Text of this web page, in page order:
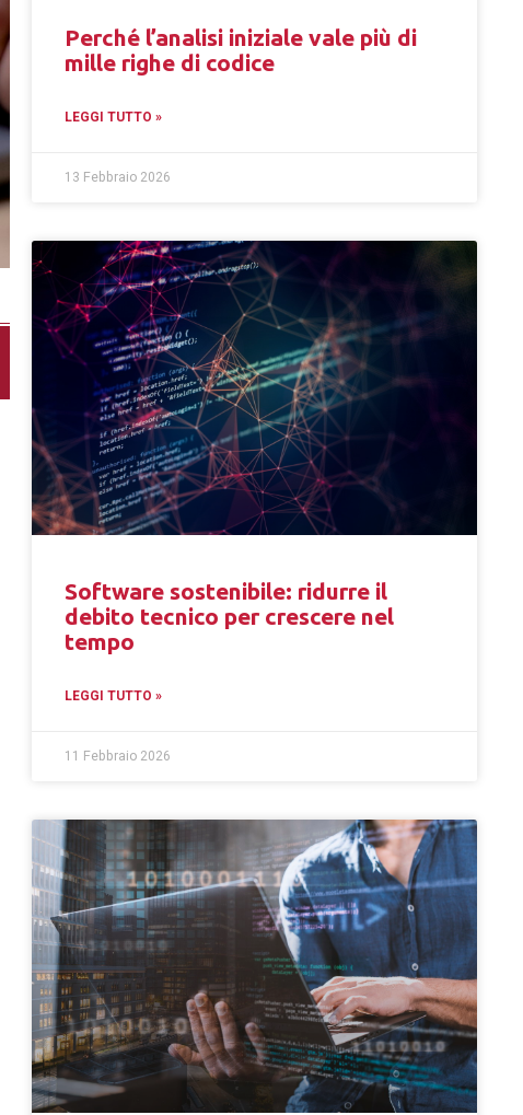
Perché l’analisi iniziale vale più di
mille righe di codice
LEGGI TUTTO »
13 Febbraio 2026
Software sostenibile: ridurre il
debito tecnico per crescere nel
tempo
LEGGI TUTTO »
11 Febbraio 2026